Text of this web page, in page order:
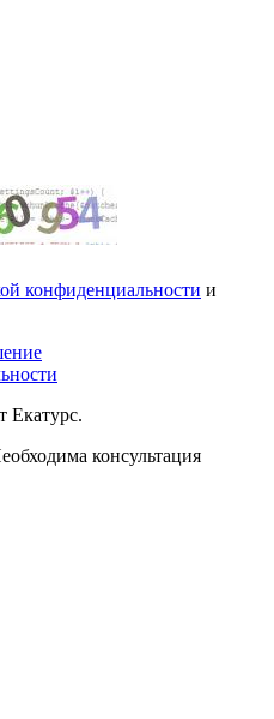
конфиденциальности и
Екатурс.
консультация